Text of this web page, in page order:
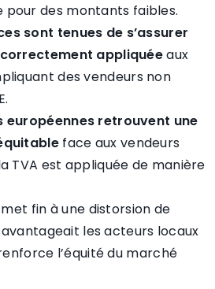
pour des montants faibles.
sont tenues de s’assurer
correctement appliquéeaux
des vendeurs non
européennes retrouvent une
face aux vendeurs
TVA est appliquée de manière
fin à une distorsion de
les acteurs locaux
l’équité du marché